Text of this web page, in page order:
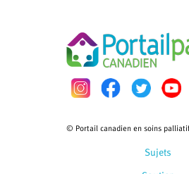
Sujets
© Portail canadien en soins